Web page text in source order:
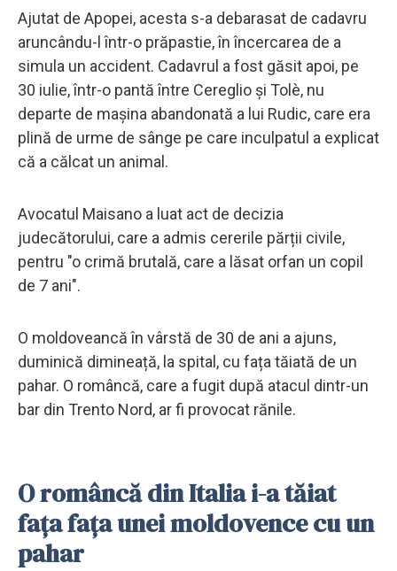
Ajutat de Apopei, acesta s-a debarasat de cadavru
aruncându-l într-o prăpastie, în încercarea de a
simula un accident. Cadavrul a fost găsit apoi, pe
30 iulie, într-o pantă între Cereglio și Tolè, nu
departe de mașina abandonată a lui Rudic, care era
plină de urme de sânge pe care inculpatul a explicat
că a călcat un animal.
Avocatul Maisano a luat act de decizia
judecătorului, care a admis cererile părții civile,
pentru "o crimă brutală, care a lăsat orfan un copil
de 7 ani".
O moldoveancă în vârstă de 30 de ani a ajuns,
duminică dimineață, la spital, cu fața tăiată de un
pahar. O româncă, care a fugit după atacul dintr-un
bar din Trento Nord, ar fi provocat rănile.
O româncă din Italia i-a tăiat
fața fața unei moldovence cu un
pahar